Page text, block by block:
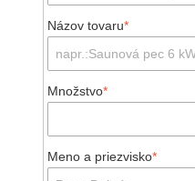
Názov tovaru*
Množstvo*
Meno a priezvisko*